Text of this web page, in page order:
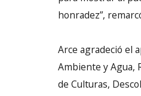
honradez”,
Arce agradeció el
Ambiente y Agua,
de Culturas,